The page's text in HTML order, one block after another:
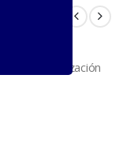
estabilización